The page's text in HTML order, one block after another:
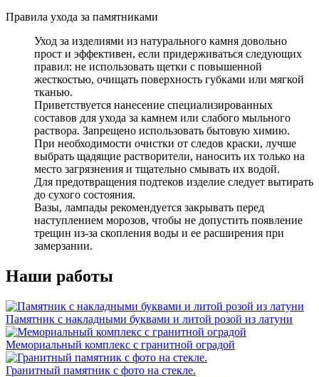
Правила ухода за памятниками
Уход за изделиями из натурального камня довольно
прост и эффективен, если придерживаться следующих
правил: не использовать щетки с повышенной
жесткостью, очищать поверхность губками или мягкой
тканью.
Приветствуется нанесение специализированных
составов для ухода за камнем или слабого мыльного
раствора. Запрещено использовать бытовую химию.
При необходимости очистки от следов краски, лучше
выбрать щадящие растворители, наносить их только на
место загрязнения и тщательно смывать их водой.
Для предотвращения подтеков изделие следует вытирать
до сухого состояния.
Вазы, лампады рекомендуется закрывать перед
наступлением морозов, чтобы не допустить появление
трещин из-за скопления воды и ее расширения при
замерзании.
Наши работы
Памятник с накладными буквами и литой розой из латуни
Мемориальный комплекс с гранитной оградой
Гранитный памятник с фото на стекле.